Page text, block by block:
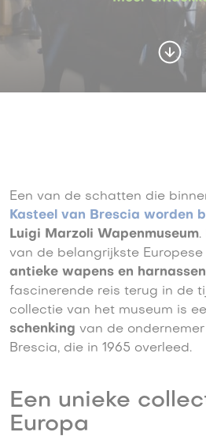
Een van de schatten die
Kasteel van Brescia worden
Luigi Marzoli Wapenmuseum.
van de belangrijkste
antieke wapens en harnassen
fascinerende reis terug in de
collectie van het museum is
schenking van de
Brescia, die in 1965 overleed.
Een unieke
Europa